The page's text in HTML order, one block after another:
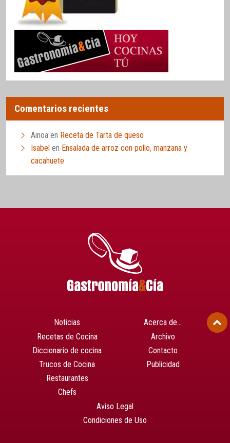
Comentarios recientes
Ainoa en Receta de Tarta de queso
Isabel en Ensalada de arroz con pollo, manzana y
cacahuete
Noticias
Recetas de Cocina
Diccionario de cocina
Trucos de Cocina
Restaurantes
Chefs
Acerca de…
Archivo
Contacto
Publicidad
Aviso Legal
Condiciones de Uso